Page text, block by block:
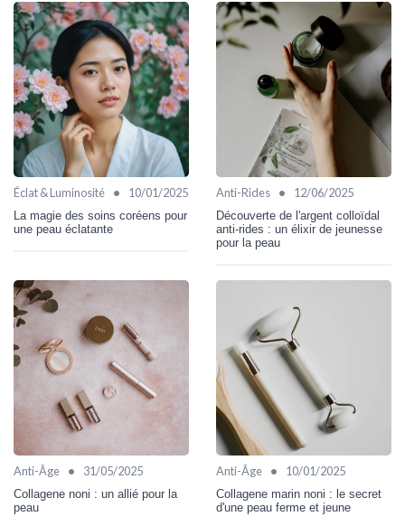
Éclat & Luminosité • 10/01/2025
La magie des soins coréens pour
une peau éclatante
Anti-Rides • 12/06/2025
Découverte de l'argent colloïdal
anti-rides : un élixir de jeunesse
pour la peau
Anti-Âge • 31/05/2025
Collagene noni : un allié pour la
peau
Anti-Âge • 10/01/2025
Collagene marin noni : le secret
d'une peau ferme et jeune